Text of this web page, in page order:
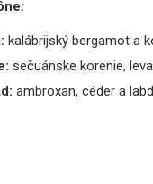
kalábrijský bergamot a
sečuánske korenie,
ambroxan, céder a